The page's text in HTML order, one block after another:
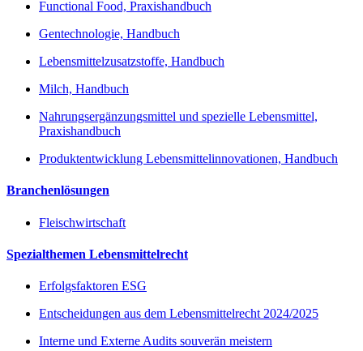
Functional Food, Praxishandbuch
Gentechnologie, Handbuch
Lebensmittelzusatzstoffe, Handbuch
Milch, Handbuch
Nahrungsergänzungsmittel und spezielle Lebensmittel,
Praxishandbuch
Produktentwicklung Lebensmittelinnovationen, Handbuch
Branchenlösungen
Fleischwirtschaft
Spezialthemen Lebensmittelrecht
Erfolgsfaktoren ESG
Entscheidungen aus dem Lebensmittelrecht 2024/2025
Interne und Externe Audits souverän meistern